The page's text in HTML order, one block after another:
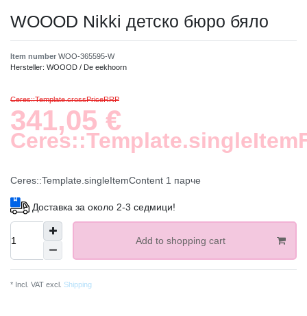
WOOOD Nikki детско бюро бяло
Item number WOO-365595-W
Hersteller: WOOOD / De eekhoorn
Ceres::Template.crossPriceRRP
341,05 €
Ceres::Template.singleItemContent 1 парче
Доставка за около 2-3 седмици!
Add to shopping cart
* Incl. VAT excl. Shipping